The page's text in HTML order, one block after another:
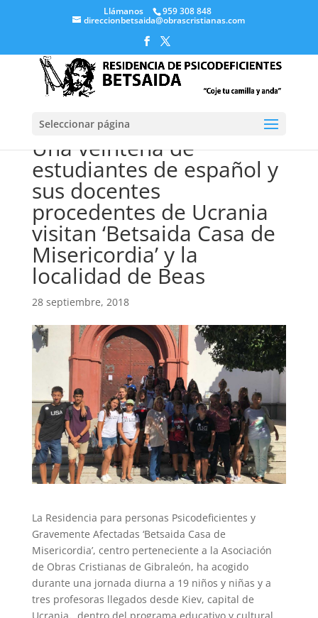
Llámanos 959 308 848
direccionbetsaida@obrascristianas.com
Seleccionar página
Una veintena de
estudiantes de español y
sus docentes
procedentes de Ucrania
visitan ‘Betsaida Casa de
Misericordia’ y la
localidad de Beas
28 septiembre, 2018
La Residencia para personas Psicodeficientes y
Gravemente Afectadas ‘Betsaida Casa de
Misericordia’, centro perteneciente a la Asociación
de Obras Cristianas de Gibraleón, ha acogido
durante una jornada diurna a 19 niños y niñas y a
tres profesoras llegados desde Kiev, capital de